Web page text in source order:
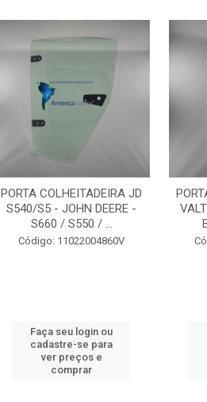
PORTA COLHEITADEIRA JD
S540/S5 - JOHN DEERE -
S660 / S550 / ...
Código: 11022004860V
Faça seu login ou
cadastre-se para
ver preços e
comprar